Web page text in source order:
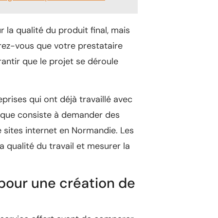
la qualité du produit final, mais
vous que votre prestataire
que le projet se déroule
qui ont déjà travaillé avec
consiste à demander des
internet en Normandie. Les
qualité du travail et mesurer la
une création de